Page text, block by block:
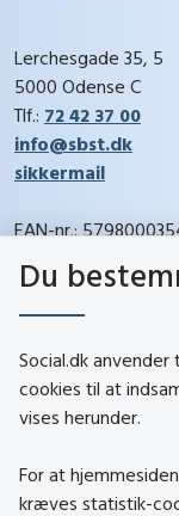
Lerchesgade 35, 5
5000 Odense C
Tlf.: 72 42 37 00
info@sbst.dk
sikkermail
EAN-nr.:
CVR-nr.: 26144698
Kontakt
About social.dk
Du
Social.dk
cookies til at
vises herunder.
For at
kræves statistik-